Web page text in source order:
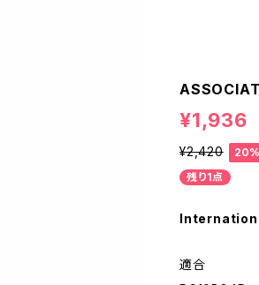
¥1,936
¥2,420
残り1点
適合